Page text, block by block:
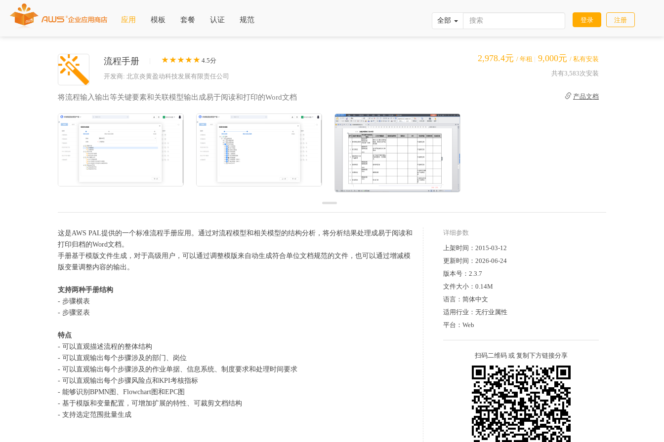
应用 模板 套餐 认证 规范 全部 登录 注册
流程手册 4.5分
开发商: 北京炎黄盈动科技发展有限责任公司
2,978.4元 / 年租 9,000元 / 私有安装
共有3,583次安装
将流程输入输出等关键要素和关联模型输出成易于阅读和打印的Word文档 产品文档
这是AWS PAL提供的一个标准流程手册应用。通过对流程模型和相关模型的结构分析，将分析结果处理成易于阅读和
打印归档的Word文档。
手册基于模版文件生成，对于高级用户，可以通过调整模版来自动生成符合单位文档规范的文件，也可以通过增减模
版变量调整内容的输出。
支持两种手册结构
- 步骤横表
- 步骤竖表
特点
- 可以直观描述流程的整体结构
- 可以直观输出每个步骤涉及的部门、岗位
- 可以直观输出每个步骤涉及的作业单据、信息系统、制度要求和处理时间要求
- 可以直观输出每个步骤风险点和KPI考核指标
- 能够识别BPMN图、Flowchart图和EPC图
- 基于模版和变量配置，可增加扩展的特性、可裁剪文档结构
- 支持选定范围批量生成
详细参数
上架时间： 2015-03-12
更新时间： 2026-06-24
版本号： 2.3.7
文件大小： 0.14M
语言： 简体中文
适用行业： 无行业属性
平台： Web
扫码二维码 或 复制下方链接分享